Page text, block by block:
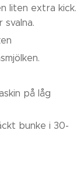
liten extra kick.
på låg
bunke i 30-